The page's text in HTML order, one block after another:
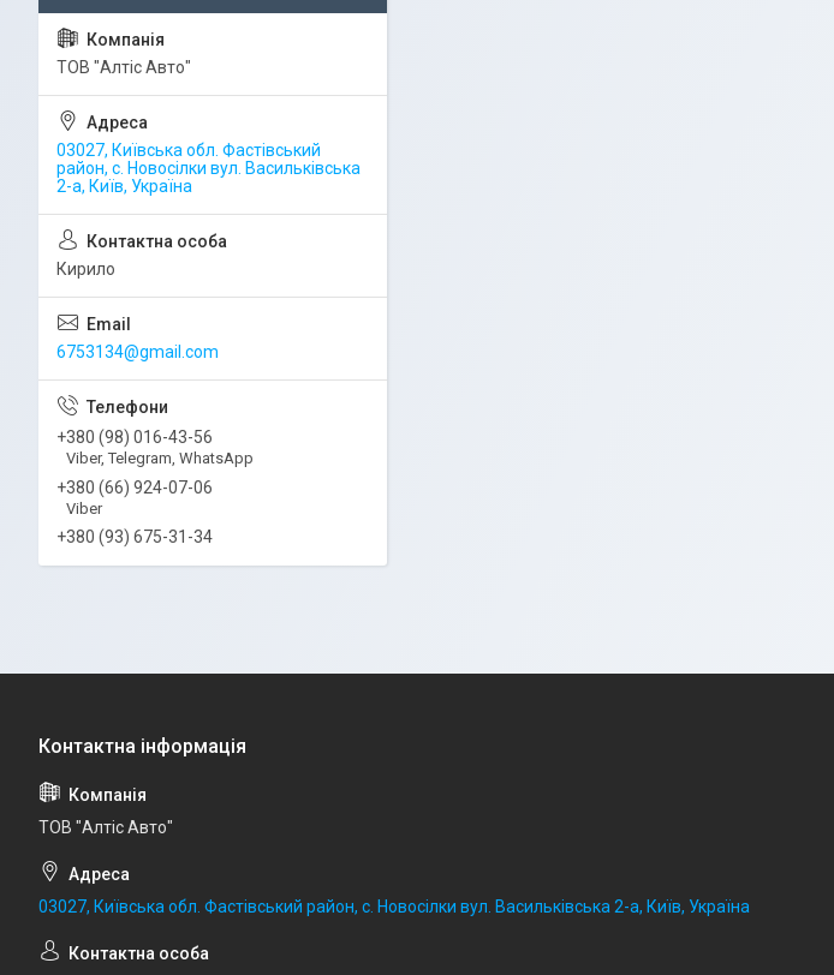
ТОВ "Алтіс Авто"
03027, Київська обл. Фастівський
район, с. Новосілки вул. Васильківська
2-а, Київ, Україна
Кирило
6753134@gmail.com
+380 (98) 016-43-56
Viber, Telegram, WhatsApp
+380 (66) 924-07-06
Viber
+380 (93) 675-31-34
ТОВ "Алтіс Авто"
03027, Київська обл. Фастівський район, с. Новосілки вул. Васильківська 2-а, Київ, Україна